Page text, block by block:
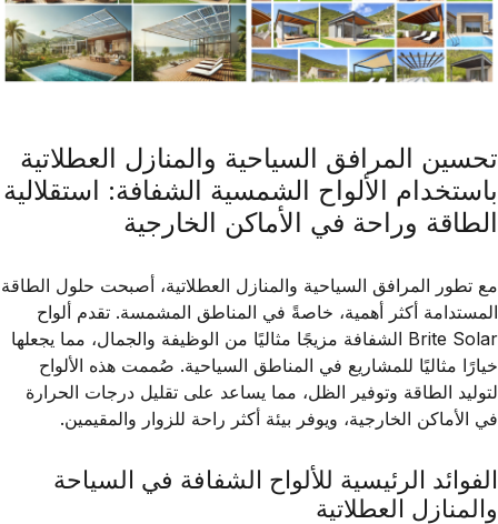
تحسين المرافق السياحية والمنازل العطلاتية
باستخدام الألواح الشمسية الشفافة: استقلالية
الطاقة وراحة في الأماكن الخارجية
مع تطور المرافق السياحية والمنازل العطلاتية، أصبحت حلول الطاقة
المستدامة أكثر أهمية، خاصةً في المناطق المشمسة. تقدم ألواح
Brite Solar الشفافة مزيجًا مثاليًا من الوظيفة والجمال، مما يجعلها
خيارًا مثاليًا للمشاريع في المناطق السياحية. صُممت هذه الألواح
لتوليد الطاقة وتوفير الظل، مما يساعد على تقليل درجات الحرارة
في الأماكن الخارجية، ويوفر بيئة أكثر راحة للزوار والمقيمين.
الفوائد الرئيسية للألواح الشفافة في السياحة
والمنازل العطلاتية